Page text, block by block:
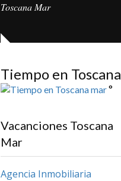
Toscana Mar
Tiempo en Toscana
°
Vacanciones Toscana
Mar
Agencia Inmobiliaria